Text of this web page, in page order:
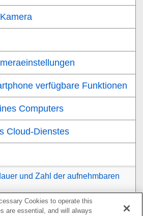
verfügbare Funktionen
Computers
Cloud-Dienstes
und Zahl der aufnehmbaren
Bilder
Cookies to operate this
are essential, and will always